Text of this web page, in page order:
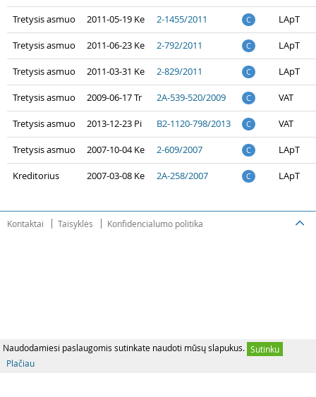
Naudodamiesi paslaugomis sutinkate naudoti mūsų slapukus. Sutinku
Plačiau
Tretysis asmuo 2011-05-19 Ke 2-1455/2011 C LApT
Tretysis asmuo 2011-06-23 Ke 2-792/2011 C LApT
Tretysis asmuo 2011-03-31 Ke 2-829/2011 C LApT
Tretysis asmuo 2009-06-17 Tr 2A-539-520/2009 C VAT
Tretysis asmuo 2013-12-23 Pi B2-1120-798/2013 C VAT
Tretysis asmuo 2007-10-04 Ke 2-609/2007 C LApT
Kreditorius 2007-03-08 Ke 2A-258/2007 C LApT
Kontaktai Taisyklės Konfidencialumo politika